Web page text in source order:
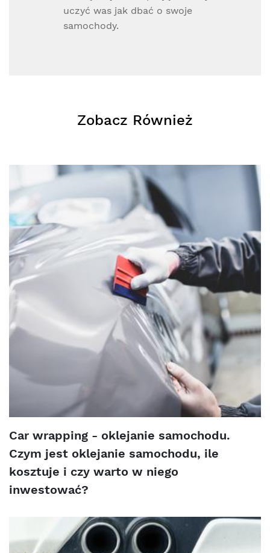
uczyć was jak dbać o swoje
samochody.
Zobacz Również
Car wrapping - oklejanie samochodu.
Czym jest oklejanie samochodu, ile
kosztuje i czy warto w niego
inwestować?